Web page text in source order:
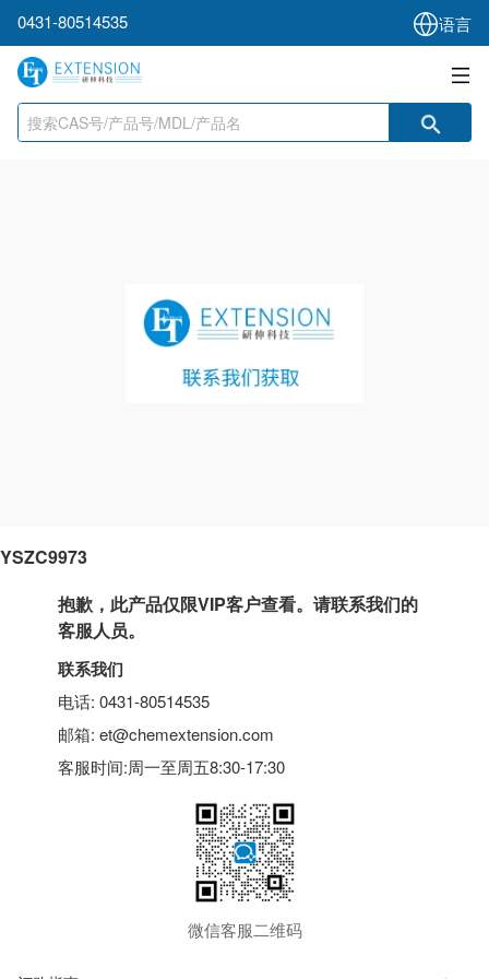
0431-80514535 语言
YSZC9973
抱歉，此产品仅限VIP客户查看。请联系我们的
客服人员。
联系我们
电话: 0431-80514535
邮箱: et@chemextension.com
客服时间:周一至周五8:30-17:30
微信客服二维码